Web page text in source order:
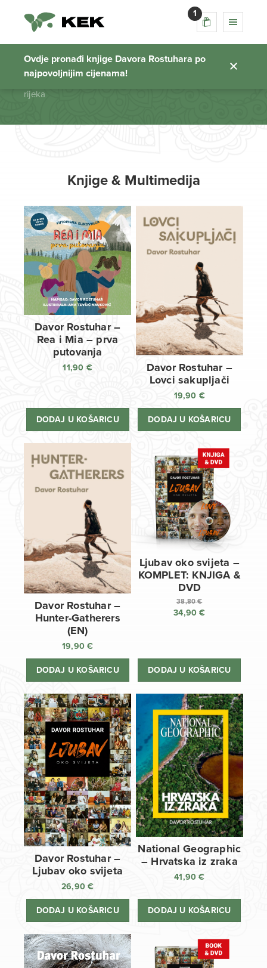
1
Ovdje pronađi knjige Davora Rostuhara po
najpovoljnijim cijenama!
rijeka
Početna stranica
rijeka
Knjige & Multimedija
Davor Rostuhar –
Rea i Mia – prva
putovanja
11,90 €
DODAJ U KOŠARICU
Davor Rostuhar –
Lovci sakupljači
19,90 €
DODAJ U KOŠARICU
Davor Rostuhar –
Hunter-Gatherers
(EN)
19,90€
DODAJ U KOŠARICU
Ljubav oko svijeta –
KOMPLET: KNJIGA &
DVD
38,80€
Izvorna
38,80 €.
34,90€
34,90 €.
DODAJ U KOŠARICU
Davor Rostuhar –
Ljubav oko svijeta
26,90€
DODAJ U KOŠARICU
National Geographic
– Hrvatska iz zraka
41,90€
DODAJ U KOŠARICU